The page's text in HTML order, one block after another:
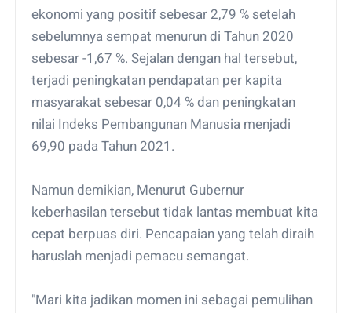
ekonomi yang positif sebesar 2,79 % setelah
sebelumnya sempat menurun di Tahun 2020
sebesar -1,67 %. Sejalan dengan hal tersebut,
terjadi peningkatan pendapatan per kapita
masyarakat sebesar 0,04 % dan peningkatan
nilai Indeks Pembangunan Manusia menjadi
69,90 pada Tahun 2021.
Namun demikian, Menurut Gubernur
keberhasilan tersebut tidak lantas membuat kita
cepat berpuas diri. Pencapaian yang telah diraih
haruslah menjadi pemacu semangat.
"Mari kita jadikan momen ini sebagai pemulihan